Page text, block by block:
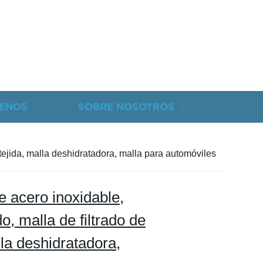
SOBRE NOSOTROS
malla deshidratadora, malla para automóviles
acero inoxidable,
malla de filtrado de
deshidratadora,